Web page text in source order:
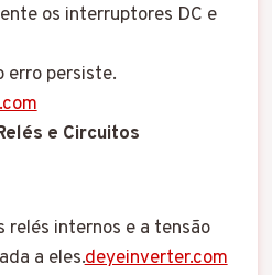
os interruptores DC e
erro persiste.
e Circuitos
relés internos e a tensão
a eles.deyeinverter.com